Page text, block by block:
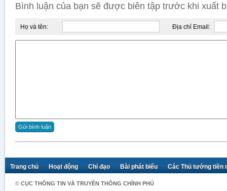
Bình luận của bạn sẽ được biên tập trước khi xuất
Họ và tên: Địa chỉ Email:
Trang chủ Hoạt động Chỉ đạo Bài phát biểu Các Thủ tướng tiền
© CỤC THÔNG TIN VÀ TRUYỀN THÔNG CHÍNH PHỦ